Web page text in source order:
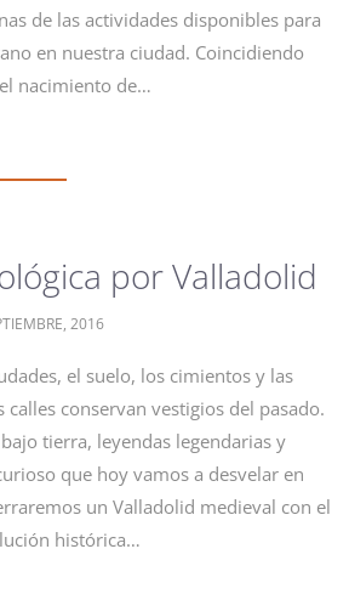
de las actividades disponibles para
en nuestra ciudad. Coincidiendo
nacimiento de…
por Valladolid
2016
el suelo, los cimientos y las
conservan vestigios del pasado.
tierra, leyendas legendarias y
que hoy vamos a desvelar en
un Valladolid medieval con el
histórica…